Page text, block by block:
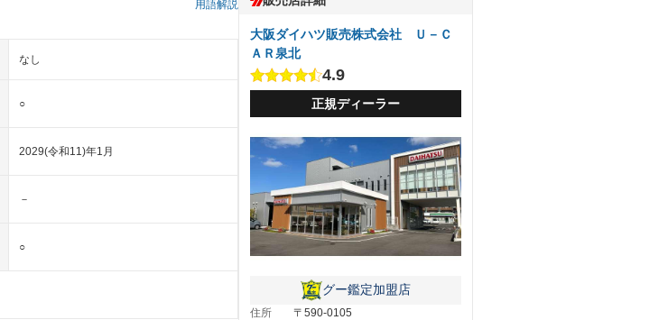
用語解説
なし
○
2029(令和11)年1月
－
○
大阪ダイハツ販売株式会社 Ｕ－Ｃ
ＡＲ泉北
4.9
正規ディーラー
グー鑑定加盟店
住所
〒590-0105